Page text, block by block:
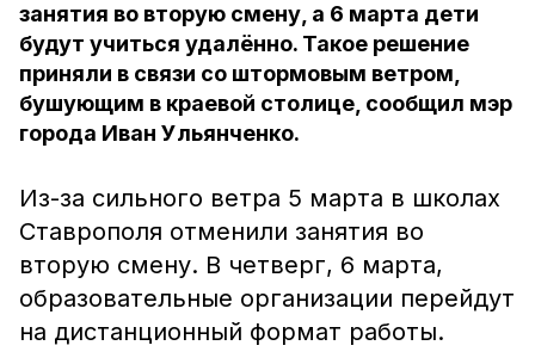
занятия во вторую смену, а 6 марта дети
будут учиться удалённо. Такое решение
приняли в связи со штормовым ветром,
бушующим в краевой столице, сообщил мэр
города Иван Ульянченко.
Из-за сильного ветра 5 марта в школах
Ставрополя отменили занятия во
вторую смену. В четверг, 6 марта,
образовательные организации перейдут
на дистанционный формат работы.